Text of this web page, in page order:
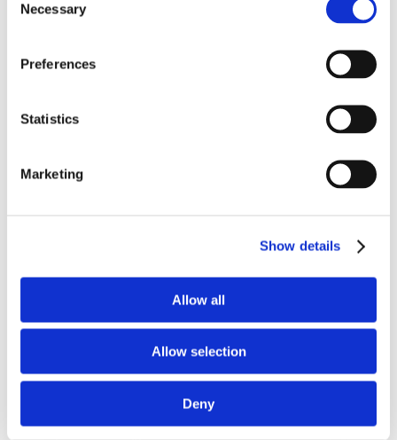
Selection
Necessary
Preferences
Statistics
Marketing
Show details
Allow all
Allow selection
Deny
Pertanto, il rispetto delle norme in materia di
la correttezza e l’efficacia del processo civile,
CONDIVIDI SUI SOCIAL